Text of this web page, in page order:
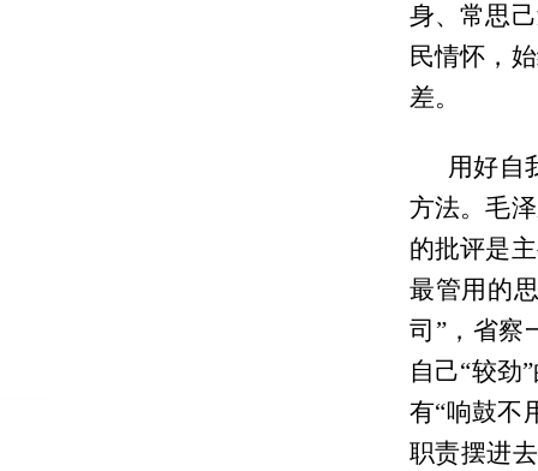
身、常思
民情怀，
差。
用好自
方法。毛
的批评是
最管用的
司”，省察
自己“较劲
有“响鼓不
职责摆进